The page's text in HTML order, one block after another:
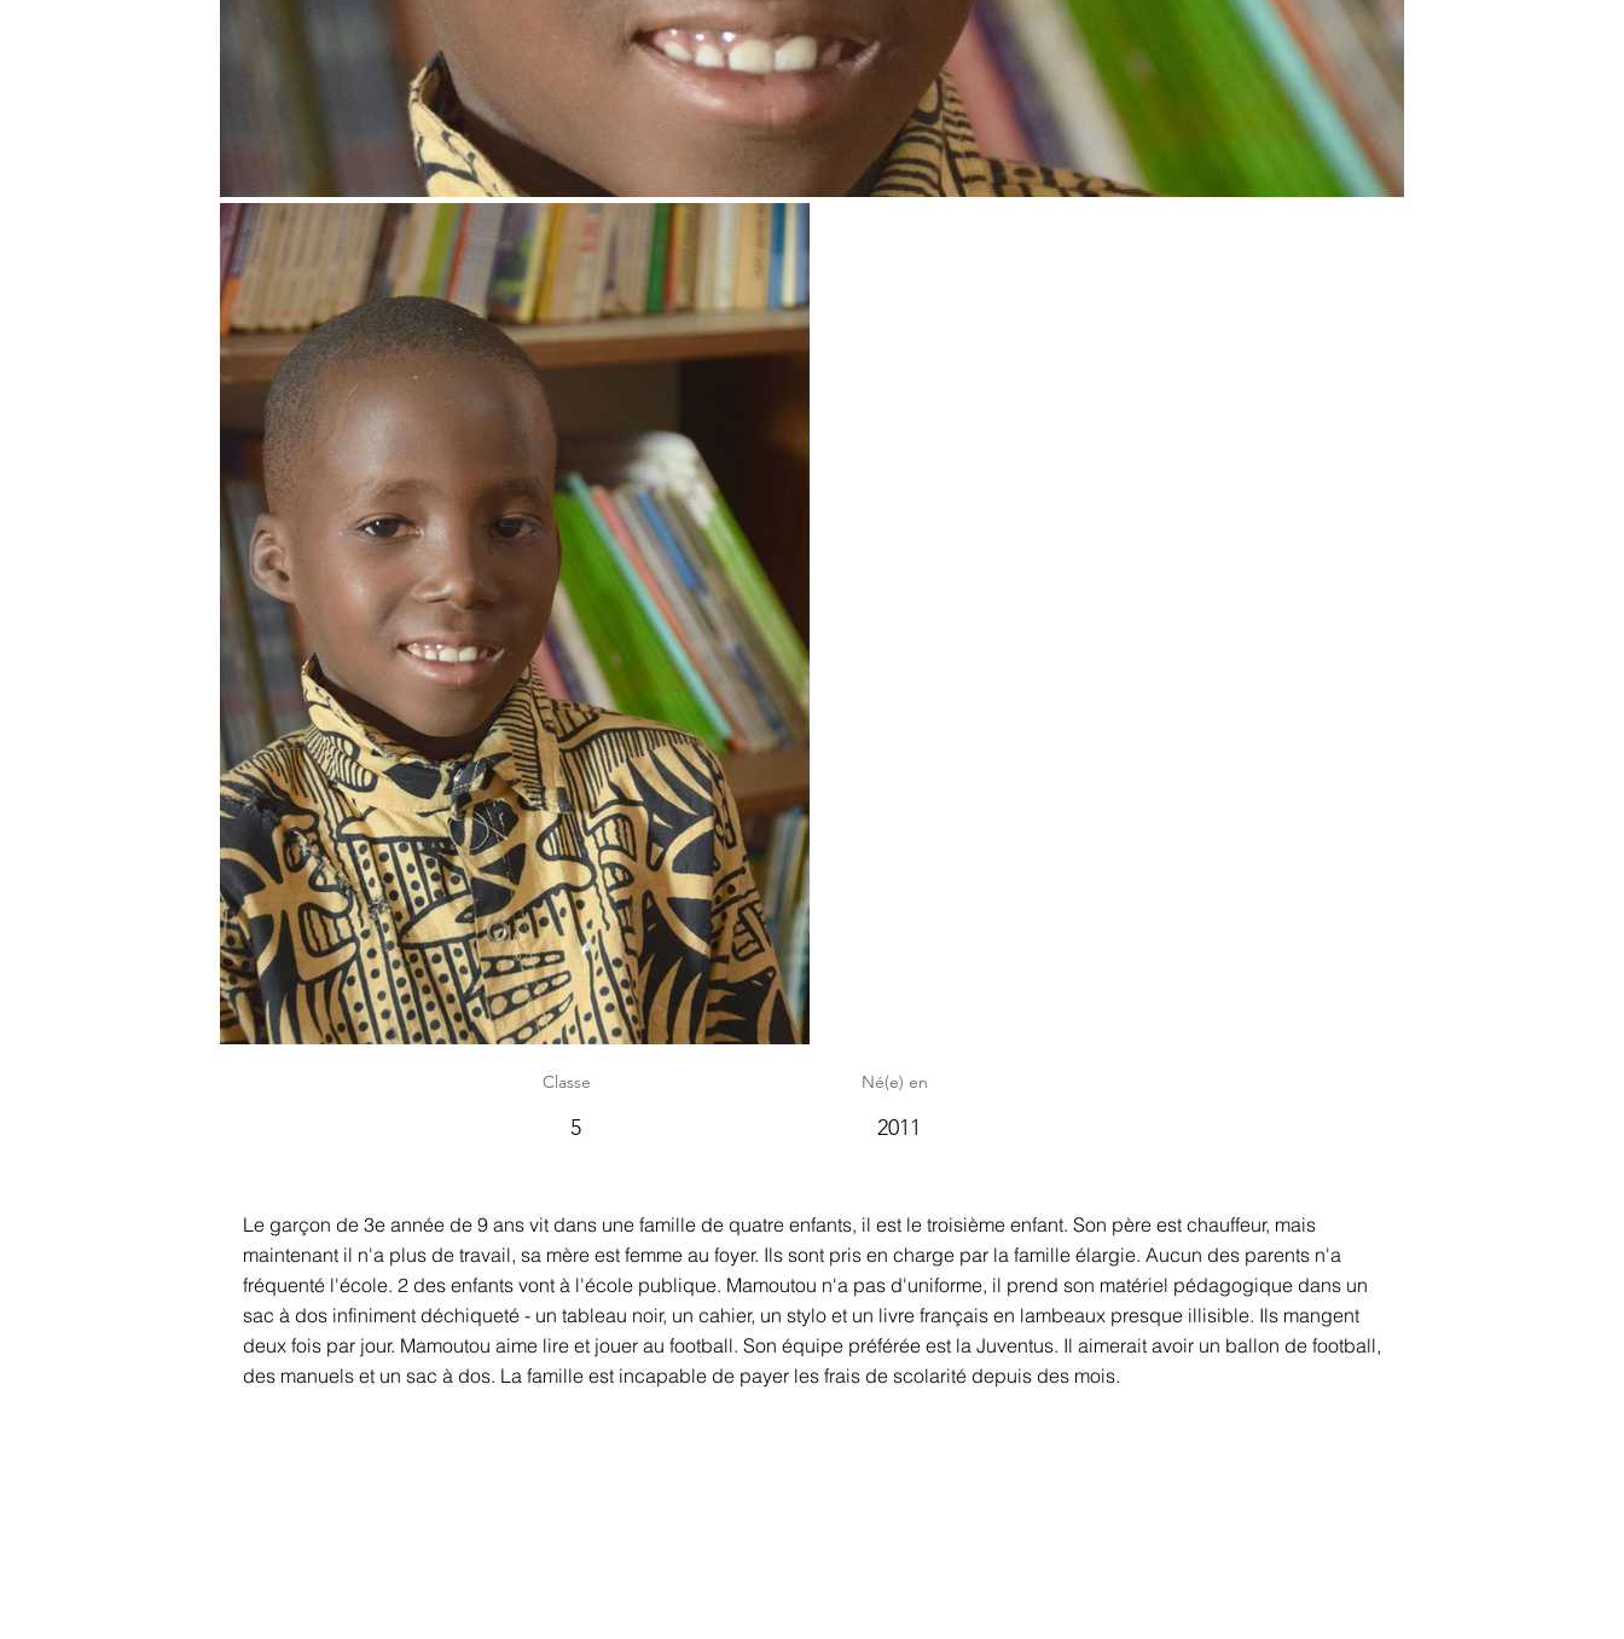
Classe
5
Né(e) en
2011
Le garçon de 3e année de 9 ans vit dans une famille de quatre enfants, il est le troisième enfant. Son père est chauffeur, mais
maintenant il n'a plus de travail, sa mère est femme au foyer. Ils sont pris en charge par la famille élargie. Aucun des parents n'a
fréquenté l'école. 2 des enfants vont à l'école publique. Mamoutou n'a pas d'uniforme, il prend son matériel pédagogique dans un
sac à dos infiniment déchiqueté - un tableau noir, un cahier, un stylo et un livre français en lambeaux presque illisible. Ils mangent
deux fois par jour. Mamoutou aime lire et jouer au football. Son équipe préférée est la Juventus. Il aimerait avoir un ballon de football,
des manuels et un sac à dos. La famille est incapable de payer les frais de scolarité depuis des mois.